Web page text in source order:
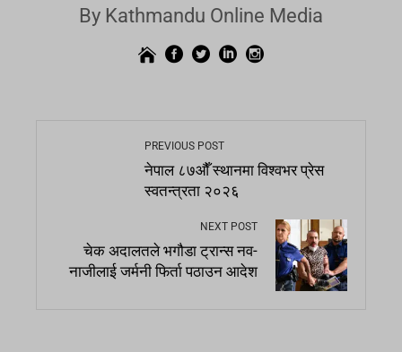
By Kathmandu Online Media
PREVIOUS POST
नेपाल ८७औँ स्थानमा विश्वभर प्रेस
स्वतन्त्रता २०२६
NEXT POST
चेक अदालतले भगौडा ट्रान्स नव-
नाजीलाई जर्मनी फिर्ता पठाउन आदेश